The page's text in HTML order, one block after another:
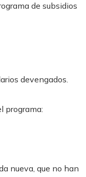
de subsidios
devengados.
programa:
nueva, que no han